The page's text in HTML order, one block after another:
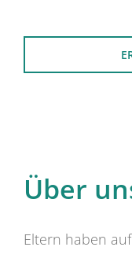
Über
Eltern haben